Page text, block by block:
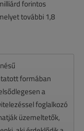
forintos
további 1,8
formában
a
foglalkozó
üzemeltetők,